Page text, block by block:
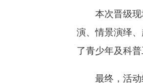
本次晋级
演、情景演绎
了青少年及科普
最终，活